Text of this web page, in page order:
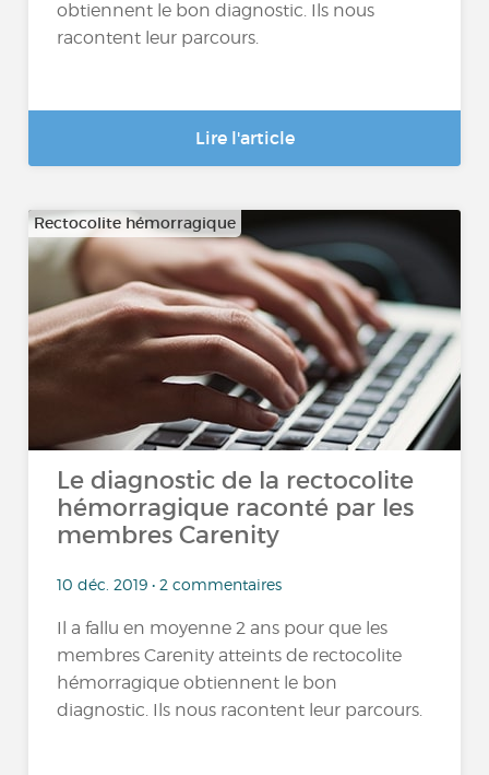
obtiennent le bon diagnostic. Ils nous
racontent leur parcours.
Lire l'article
Rectocolite hémorragique
Le diagnostic de la rectocolite
hémorragique raconté par les
membres Carenity
10 déc. 2019 • 2 commentaires
Il a fallu en moyenne 2 ans pour que les
membres Carenity atteints de rectocolite
hémorragique obtiennent le bon
diagnostic. Ils nous racontent leur parcours.